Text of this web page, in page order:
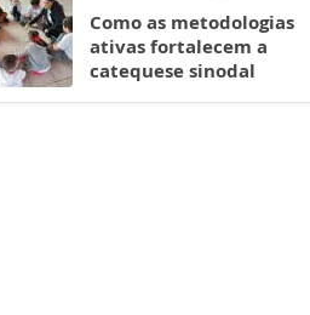
Como as metodologias
ativas fortalecem a
catequese sinodal